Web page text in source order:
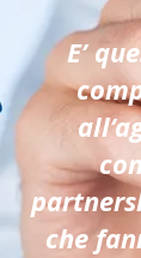
E’
che